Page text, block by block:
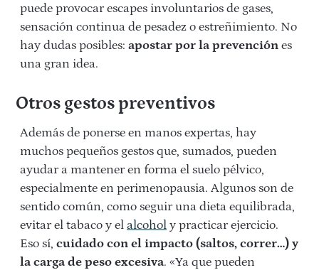
puede provocar escapes involuntarios de gases,
sensación continua de pesadez o estreñimiento. No
hay dudas posibles: apostar por la prevención es
una gran idea.
Otros gestos preventivos
Además de ponerse en manos expertas, hay
muchos pequeños gestos que, sumados, pueden
ayudar a mantener en forma el suelo pélvico,
especialmente en perimenopausia. Algunos son de
sentido común, como seguir una dieta equilibrada,
evitar el tabaco y el alcohol y practicar ejercicio.
Eso sí, cuidado con el impacto (saltos, correr…) y
la carga de peso excesiva. «Ya que pueden